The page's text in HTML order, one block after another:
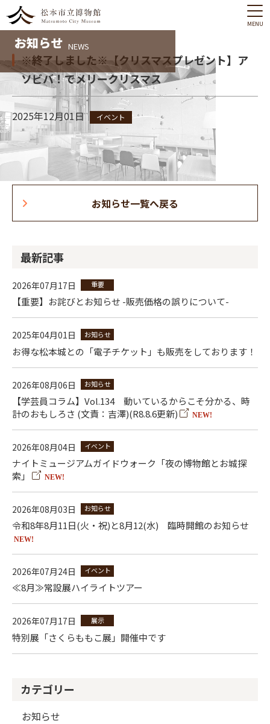
MENU
お知らせ NEWS
※終了しました※【クリスマスプレゼント】ア
ソビバ！でメリークリスマス
2025年12月01日 イベント
お知らせ一覧へ戻る
最新記事
2026年07月17日 重要
【重要】お詫びとお知らせ -販売価格の誤りについて-
2025年04月01日 お知らせ
お得な松本城との「電子チケット」も販売をしております！
2026年08月06日 お知らせ
【学芸員コラム】Vol.134 動いているからこそ分かる、時
計のおもしろさ (文責：吉澤)(R8.8.6更新)
NEW!
2026年08月04日 イベント
ナイトミュージアムガイドウォーク「夜の博物館とお城探
索」
NEW!
2026年08月03日 お知らせ
令和8年8月11日(火・祝)と8月12(水) 臨時開館のお知らせ
NEW!
2026年07月24日 イベント
≪8月≫常設展ハイライトツアー
2026年07月17日 展示
特別展「さくらももこ展」開催中です
カテゴリー
お知らせ